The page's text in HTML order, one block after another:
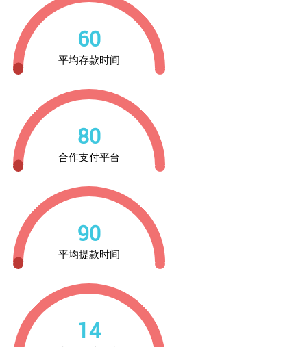
60
平均存款时间
80
合作支付平台
90
平均提款时间
14